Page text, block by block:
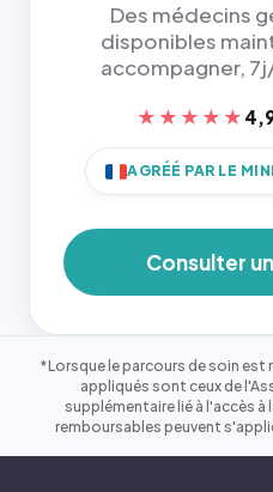
Des médecins
disponibles
accompagner,
★★★★★
AGRÉÉ PAR LE
Consulter
*Lorsque le parcours de soin
appliqués sont ceux de
supplémentaire lié à l'accès
remboursables peuvent